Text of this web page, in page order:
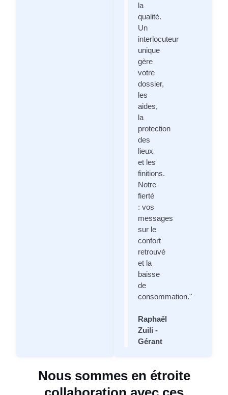
la
qualité.
Un
interlocuteur
unique
gère
votre
dossier,
les
aides,
la
protection
des
lieux
et les
finitions.
Notre
fierté
: vos
messages
sur le
confort
retrouvé
et la
baisse
de
consommation."
Raphaël
Zuili -
Gérant
Nous sommes en étroite